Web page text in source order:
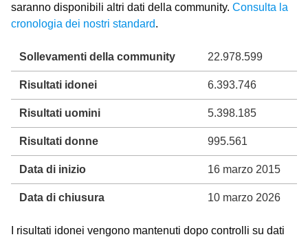
saranno disponibili altri dati della community. Consulta la
cronologia dei nostri standard.
Sollevamenti della community 22.978.599
Risultati idonei 6.393.746
Risultati uomini 5.398.185
Risultati donne 995.561
Data di inizio 16 marzo 2015
Data di chiusura 10 marzo 2026
I risultati idonei vengono mantenuti dopo controlli su dati